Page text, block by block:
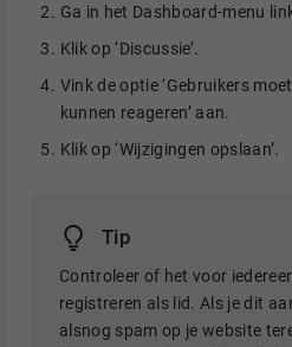
Ga in het Dashboard-menu
Klik op ‘Discussie’.
Vink de optie ‘Gebruikers
kunnen reageren’ aan.
Klik op ‘Wijzigingen opslaan’.
Tip
Controleer of het voor
registreren als lid. Als je dit
alsnog spam op je website